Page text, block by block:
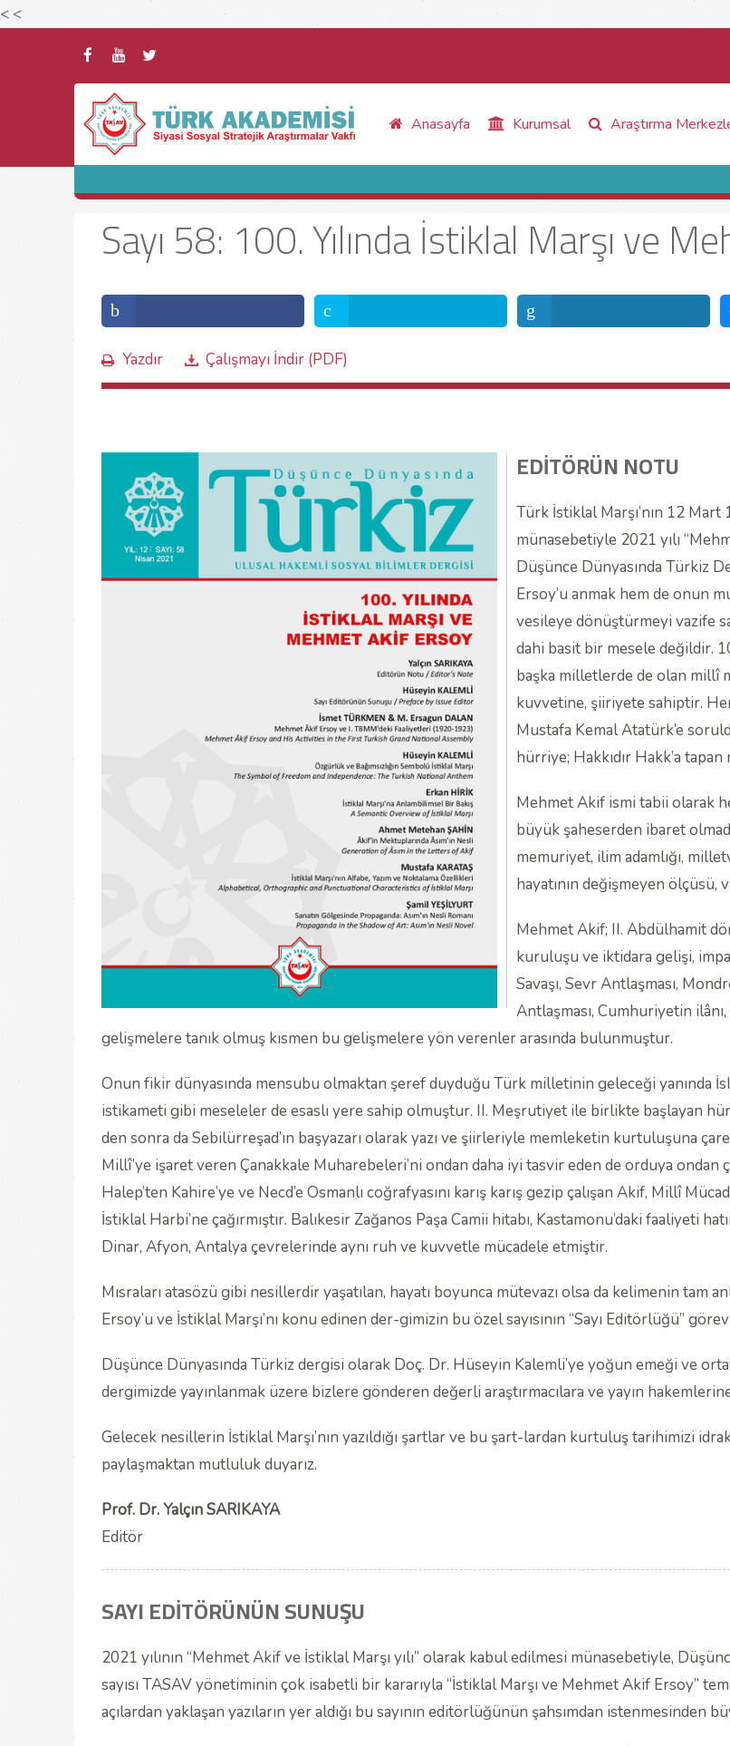
< <
Anasayfa Kurumsal Araştırma
Sayı 58: 100. Yılında İstiklal Marşı ve
Yazdır Çalışmayı İndir (PDF)
EDİTÖRÜN NOTU
Türk İstiklal Marşı’nın 12
münasebetiyle 2021 yılı
Düşünce Dünyasında Türkiz
Ersoy’u anmak hem de onun
vesileye dönüştürmeyi vazife
dahi basit bir mesele değildir.
başka milletlerde de olan millî
kuvvetine, şiiriyete sahiptir.
Mustafa Kemal Atatürk’e
hürriye; Hakkıdır Hakk’a
Mehmet Akif ismi tabii olarak
büyük şaheserden ibaret
memuriyet, ilim adamlığı,
hayatının değişmeyen
Mehmet Akif; II. Abdülhamit
kuruluşu ve iktidara gelişi,
Savaşı, Sevr Antlaşması,
Antlaşması, Cumhuriyetin
gelişmelere tanık olmuş kısmen bu gelişmelere yön verenler arasında bulunmuştur.
Onun fikir dünyasında mensubu olmaktan şeref duyduğu Türk milletinin geleceği yanında
istikameti gibi meseleler de esaslı yere sahip olmuştur. II. Meşrutiyet ile birlikte başlayan
den sonra da Sebilürreşad’ın başyazarı olarak yazı ve şiirleriyle memleketin kurtuluşuna
Millî’ye işaret veren Çanakkale Muharebeleri’ni ondan daha iyi tasvir eden de orduya ondan
Halep’ten Kahire’ye ve Necd’e Osmanlı coğrafyasını karış karış gezip çalışan Akif, Millî
İstiklal Harbi’ne çağırmıştır. Balıkesir Zağanos Paşa Camii hitabı, Kastamonu’daki faaliyeti
Dinar, Afyon, Antalya çevrelerinde aynı ruh ve kuvvetle mücadele etmiştir.
Mısraları atasözü gibi nesillerdir yaşatılan, hayatı boyunca mütevazı olsa da kelimenin
Ersoy’u ve İstiklal Marşı’nı konu edinen der-gimizin bu özel sayısının “Sayı Editörlüğü”
Düşünce Dünyasında Türkiz dergisi olarak Doç. Dr. Hüseyin Kalemli’ye yoğun emeği ve
dergimizde yayınlanmak üzere bizlere gönderen değerli araştırmacılara ve yayın
Gelecek nesillerin İstiklal Marşı’nın yazıldığı şartlar ve bu şart-lardan kurtuluş tarihimizi
paylaşmaktan mutluluk duyarız.
Prof. Dr. Yalçın SARIKAYA
Editör
SAYI EDİTÖRÜNÜN SUNUŞU
2021 yılının “Mehmet Akif ve İstiklal Marşı yılı” olarak kabul edilmesi münasebetiyle,
sayısı TASAV yönetiminin çok isabetli bir kararıyla “İstiklal Marşı ve Mehmet Akif Ersoy”
açılardan yaklaşan yazıların yer aldığı bu sayının editörlüğünün şahsımdan